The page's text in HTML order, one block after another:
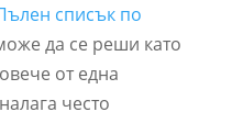
списък по
да се реши като
от една
често